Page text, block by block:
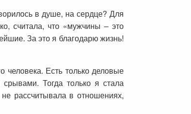
в душе, на сердце? Для
считала, что «мужчины – это
За это я благодарю жизнь!
человека. Есть только деловые
Тогда только я стала
рассчитывала в отношениях,